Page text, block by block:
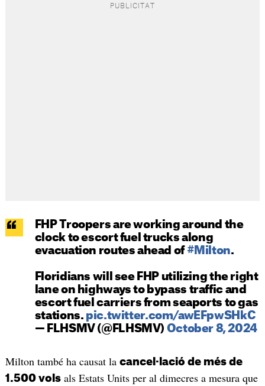
FHP Troopers are working around the
clock to escort fuel trucks along
evacuation routes ahead of #Milton.
Floridians will see FHP utilizing the right
lane on highways to bypass traffic and
escort fuel carriers from seaports to gas
stations. pic.twitter.com/awEFpwSHkC
— FLHSMV (@FLHSMV) October 8, 2024
Milton també ha causat la cancel·lació de més de
1.500 volsals Estats Units per al dimecres a mesura que